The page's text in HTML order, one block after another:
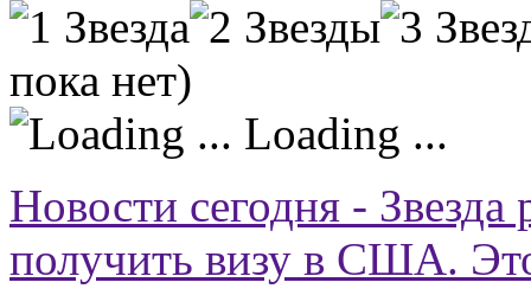
пока нет)
Loading ...
Новости сегодня - Звезда
получить визу в США.